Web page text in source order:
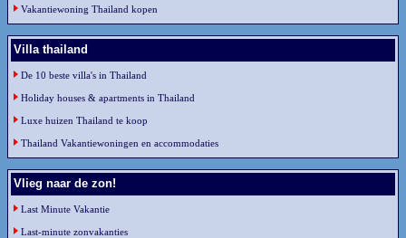
Vakantiewoning Thailand kopen
Villa thailand
De 10 beste villa's in Thailand
Holiday houses & apartments in Thailand
Luxe huizen Thailand te koop
Thailand Vakantiewoningen en accommodaties
Vlieg naar de zon!
Last Minute Vakantie
Last-minute zonvakanties